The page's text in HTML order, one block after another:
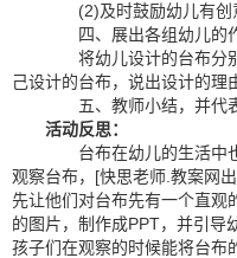
(2)及时鼓励幼儿有创
四、展出各组幼儿的作
将幼儿设计的台布分别
己设计的台布，说出设计的理
五、教师小结，并代表
活动反思：
台布在幼儿的生活中也
观察台布，[快思老师.教案网
先让他们对台布先有一个直观
的图片，制作成PPT，并引导
孩子们在观察的时候能将台布